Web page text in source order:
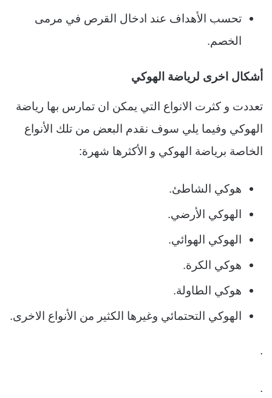
تحسب الأهداف عند ادخال القرص في مرمى
الخصم.
أشكال اخرى لرياضة الهوكي
تعددت و كثرت الانواع التي يمكن ان تمارس بها رياضة
الهوكي وفيما يلي سوف نقدم البعض من تلك الأنواع
الخاصة برياضة الهوكي و الأكثرها شهرة:
هوكي الشاطئ.
الهوكي الأرضي.
الهوكي الهوائي.
هوكي الكرة.
هوكي الطاولة.
الهوكي التحتمائي وغيرها الكثير من الأنواع الاخرى.
.
.